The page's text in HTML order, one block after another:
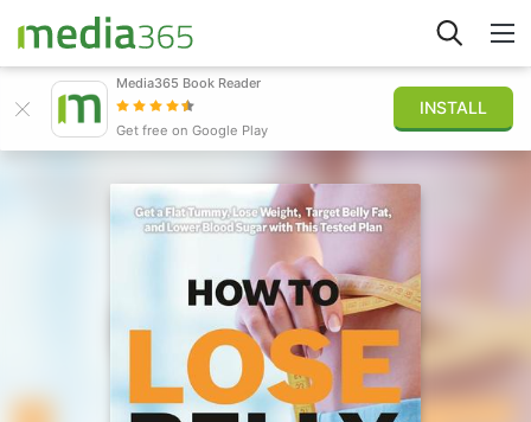
Đăng nhập
Media365 Book Reader
Get free on Google Play
INSTALL